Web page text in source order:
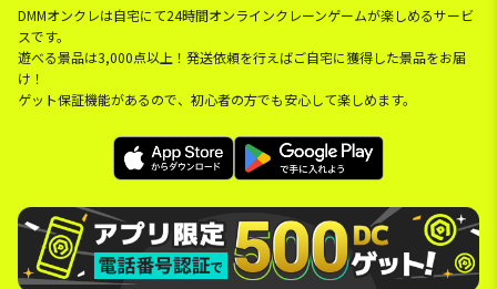
DMMオンクレは自宅にて24時間オンラインクレーンゲームが楽しめるサービ
スです。
遊べる景品は3,000点以上！発送依頼を行えばご自宅に獲得した景品をお届
け！
ゲット保証機能があるので、初心者の方でも安心して楽しめます。